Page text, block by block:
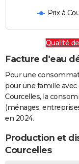
Prix à
Qualité
Facture d'eau
Pour une
pour une famille avec
Courcelles, la
(ménages,
en 2024.
Production et
Courcelles